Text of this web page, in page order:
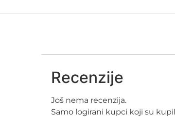
Recenzije
Još nema recenzija.
Samo logirani kupci koji su